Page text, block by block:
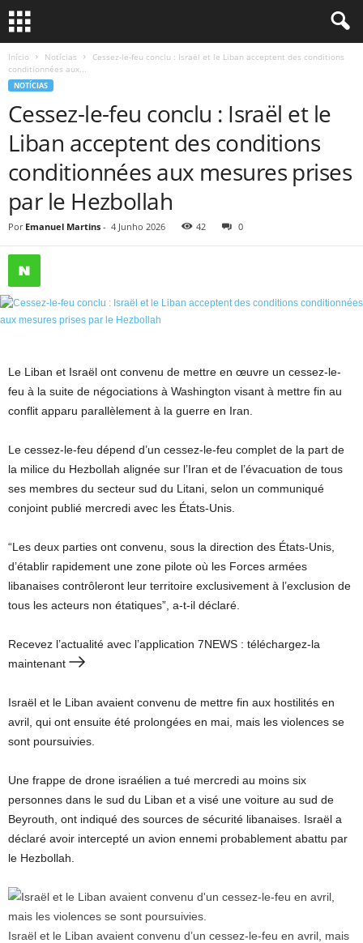
Início Notícias
Cessez-le-feu conclu : Israël et le Liban acceptent des conditions
conditionnées aux...
NOTÍCIAS
Cessez-le-feu conclu : Israël et le
Liban acceptent des conditions
conditionnées aux mesures prises
par le Hezbollah
Por Emanuel Martins - 4 Junho 2026 42 0
Le Liban et Israël ont convenu de mettre en œuvre un cessez-le-
feu à la suite de négociations à Washington visant à mettre fin au
conflit apparu parallèlement à la guerre en Iran.
Le cessez-le-feu dépend d’un cessez-le-feu complet de la part de
la milice du Hezbollah alignée sur l’Iran et de l’évacuation de tous
ses membres du secteur sud du Litani, selon un communiqué
conjoint publié mercredi avec les États-Unis.
“Les deux parties ont convenu, sous la direction des États-Unis,
d’établir rapidement une zone pilote où les Forces armées
libanaises contrôleront leur territoire exclusivement à l’exclusion de
tous les acteurs non étatiques”, a-t-il déclaré.
Recevez l’actualité avec l’application 7NEWS : téléchargez-la
maintenant
Israël et le Liban avaient convenu de mettre fin aux hostilités en
avril, qui ont ensuite été prolongées en mai, mais les violences se
sont poursuivies.
Une frappe de drone israélien a tué mercredi au moins six
personnes dans le sud du Liban et a visé une voiture au sud de
Beyrouth, ont indiqué des sources de sécurité libanaises. Israël a
déclaré avoir intercepté un avion ennemi probablement abattu par
le Hezbollah.
Israël et le Liban avaient convenu d’un cessez-le-feu en avril, mais